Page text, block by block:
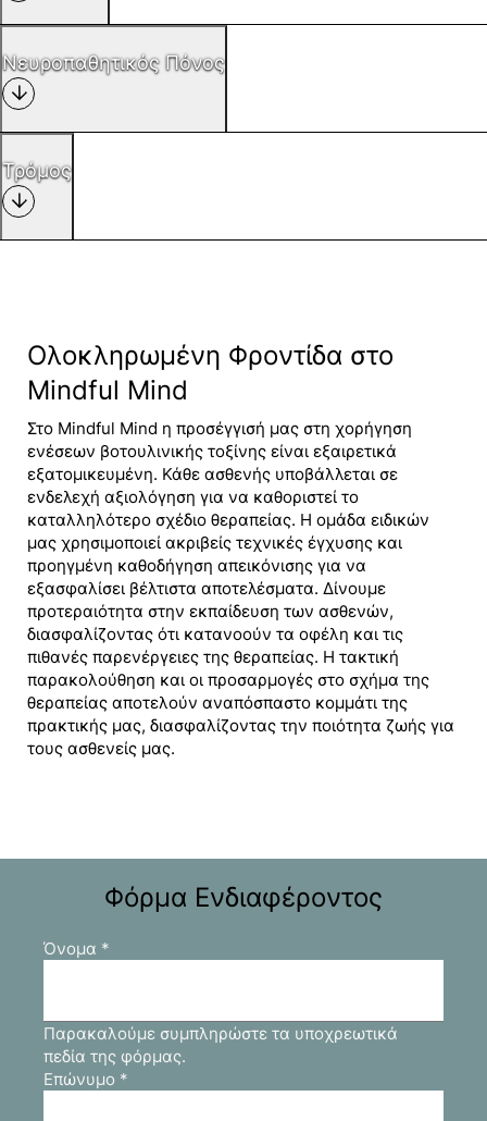
Νευροπαθητικός Πόνος
Τρόμος
Ολοκληρωμένη Φροντίδα στο
Mindful Mind
Στο Mindful Mind η προσέγγισή μας στη χορήγηση
ενέσεων βοτουλινικής τοξίνης είναι εξαιρετικά
εξατομικευμένη. Κάθε ασθενής υποβάλλεται σε
ενδελεχή αξιολόγηση για να καθοριστεί το
καταλληλότερο σχέδιο θεραπείας. Η ομάδα ειδικών
μας χρησιμοποιεί ακριβείς τεχνικές έγχυσης και
προηγμένη καθοδήγηση απεικόνισης για να
εξασφαλίσει βέλτιστα αποτελέσματα. Δίνουμε
προτεραιότητα στην εκπαίδευση των ασθενών,
διασφαλίζοντας ότι κατανοούν τα οφέλη και τις
πιθανές παρενέργειες της θεραπείας. Η τακτική
παρακολούθηση και οι προσαρμογές στο σχήμα της
θεραπείας αποτελούν αναπόσπαστο κομμάτι της
πρακτικής μας, διασφαλίζοντας την ποιότητα ζωής για
τους ασθενείς μας.
Φόρμα Ενδιαφέροντος
Όνομα *
Παρακαλούμε συμπληρώστε τα υποχρεωτικά
πεδία της φόρμας.
Επώνυμο *